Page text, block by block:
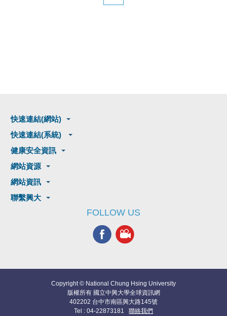
快速連結(網站)
快速連結(系統)
健康安全資訊
網站資源
網站資訊
聯繫興大
FOLLOW US
Copyright © National Chung Hsing University
版權所有 國立中興大學全球資訊網
402202 台中市南區興大路145號
Tel : 04-22873181 聯絡我們